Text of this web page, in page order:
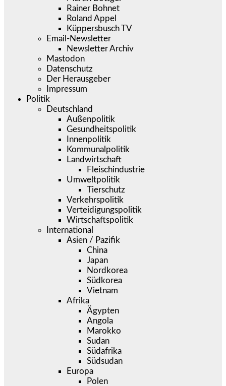
Rainer Bohnet
Roland Appel
Küppersbusch TV
Email-Newsletter
Newsletter Archiv
Mastodon
Datenschutz
Der Herausgeber
Impressum
Politik
Deutschland
Außenpolitik
Gesundheitspolitik
Innenpolitik
Kommunalpolitik
Landwirtschaft
Fleischindustrie
Umweltpolitik
Tierschutz
Verkehrspolitik
Verteidigungspolitik
Wirtschaftspolitik
International
Asien / Pazifik
China
Japan
Nordkorea
Südkorea
Vietnam
Afrika
Ägypten
Angola
Marokko
Sudan
Südafrika
Südsudan
Europa
Polen